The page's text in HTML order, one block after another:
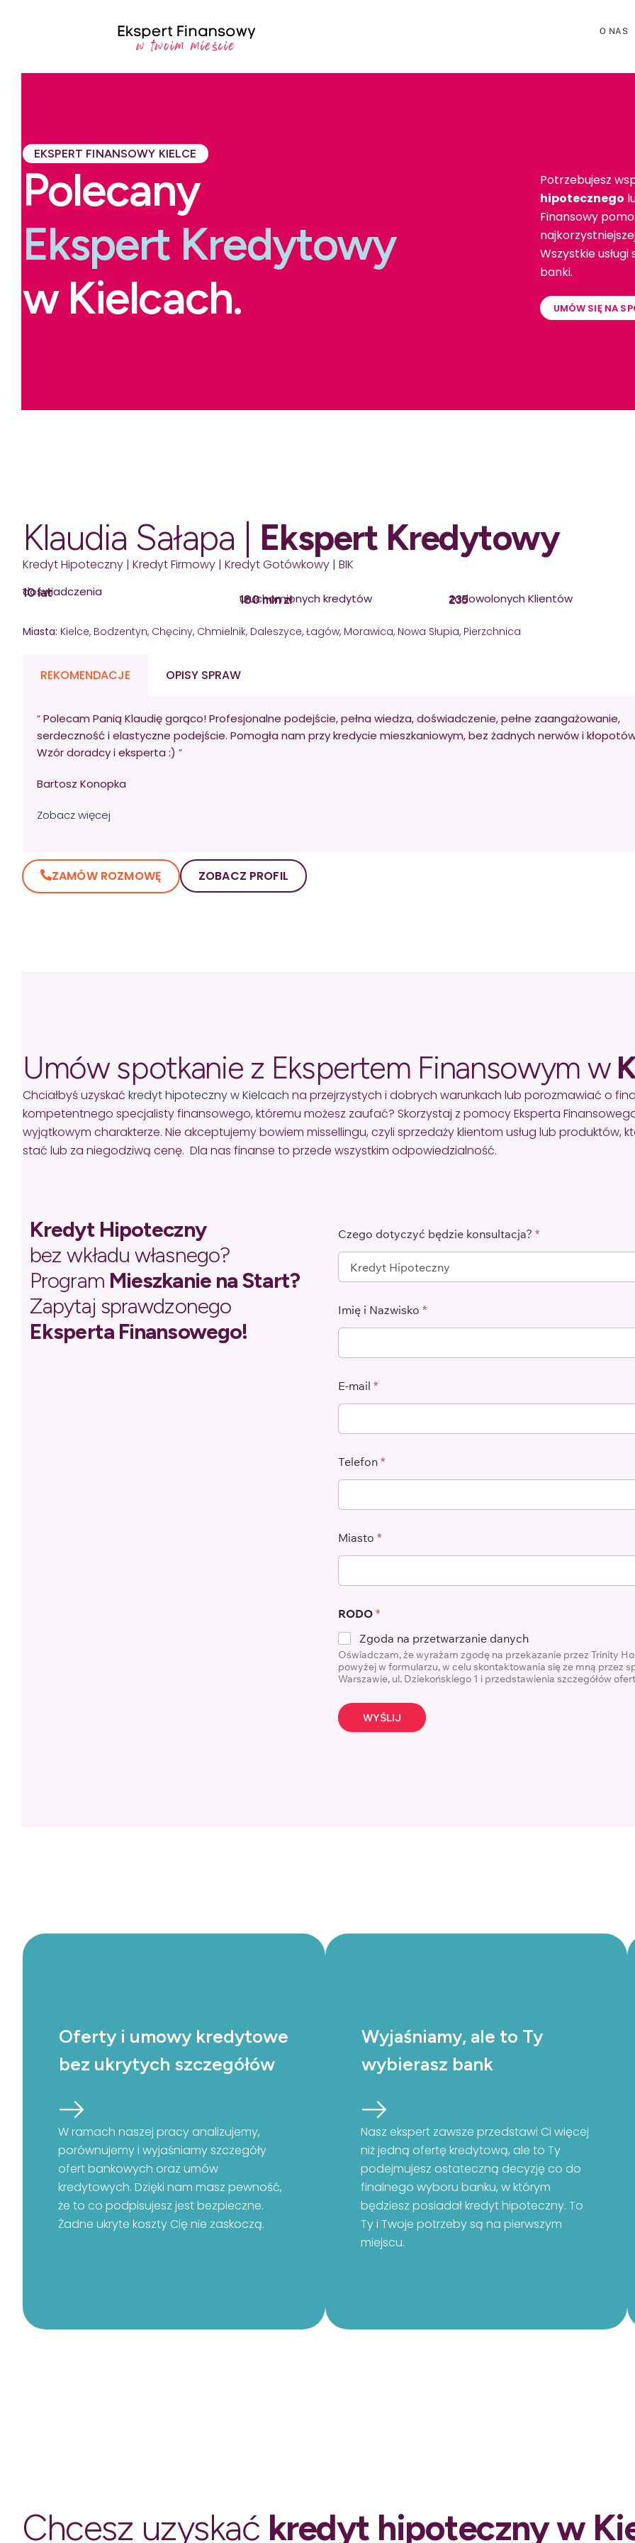
O NAS
EKSPERT FINANSOWY KIELCE
Polecany
Ekspert Kredytowy
w Kielcach.
Potrzebujesz
hipotecznego
Finansowy
Wszystkie
banki.
UMÓW SIĘ NA
Klaudia Sałapa | Ekspert Kredytowy
Kredyt Hipoteczny | Kredyt Firmowy | Kredyt Gotówkowy | BIK
10 lat
doświadczenia
180 mln zł
uruchomionych kredytów 235
zadowolonych Klientów
Miasta: Kielce, Bodzentyn, Chęciny, Chmielnik, Daleszyce, Łagów, Morawica, Nowa Słupia, Pierzchnica
REKOMENDACJE OPISY SPRAW
“Polecam Panią Klaudię gorąco! Profesjonalne podejście, pełna wiedza, doświadczenie, pełne zaangażowanie,
serdeczność i elastyczne podejście. Pomogła nam przy kredycie mieszkaniowym, bez żadnych nerwów i
Wzór doradcy i eksperta :) ”
Bartosz Konopka
Zobacz więcej
ZAMÓW ROZMOWĘ ZOBACZ PROFIL
Umów spotkanie z Ekspertem Finansowym w
Chciałbyś uzyskać kredyt hipoteczny w Kielcach na przejrzystych i dobrych warunkach lub porozmawiać o
kompetentnego specjalisty finansowego, któremu możesz zaufać? Skorzystaj z pomocy Eksperta
wyjątkowym charakterze. Nie akceptujemy bowiem missellingu, czyli sprzedaży klientom usług lub produktów,
stać lub za niegodziwą cenę. Dla nas finanse to przede wszystkim odpowiedzialność.
Kredyt Hipoteczny
bez wkładu własnego?
Program Mieszkanie na Start?
Zapytaj sprawdzonego
Eksperta Finansowego!
Czego dotyczyć będzie konsultacja? *
Imię i Nazwisko *
E-mail *
Telefon *
Miasto *
RODO *
Zgoda na przetwarzanie danych
Oświadczam, że wyrażam zgodę na przekazanie przez Trinity
powyżej w formularzu, w celu skontaktowania się ze mną przez
Warszawie, ul. Dziekońskiego 1 i przedstawienia szczegółów
WYŚLIJ
Oferty i umowy kredytowe
bez ukrytych szczegółów
W ramach naszej pracy analizujemy,
porównujemy i wyjaśniamy szczegóły
ofert bankowych oraz umów
kredytowych. Dzięki nam masz pewność,
że to co podpisujesz jest bezpieczne.
Żadne ukryte koszty Cię nie zaskoczą.
Wyjaśniamy, ale to Ty
wybierasz bank
Nasz ekspert zawsze przedstawi Ci więcej
niż jedną ofertę kredytową, ale to Ty
podejmujesz ostateczną decyzję co do
finalnego wyboru banku, w którym
będziesz posiadał kredyt hipoteczny. To
Ty i Twoje potrzeby są na pierwszym
miejscu.
Chcesz uzyskać kredyt hipoteczny w